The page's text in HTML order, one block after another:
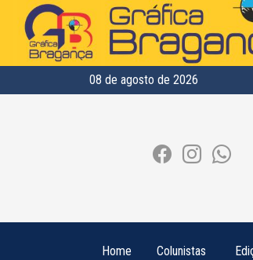
08 de agosto de 2026
Home Colunistas